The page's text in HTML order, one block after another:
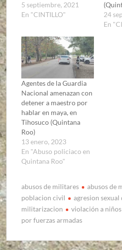
5 septiembre, 2021
En "CINTILLO"
24
En
Agentes de la Guardia
Nacional amenazan con
detener a maestro por
hablar en maya, en
Tihosuco (Quintana
Roo)
13 enero, 2023
En "Abuso policiaco en
Quintana Roo"
abusos de militares
abusos de
poblacion civil
agresion
militarizacion
violación a niños
por fuerzas armadas